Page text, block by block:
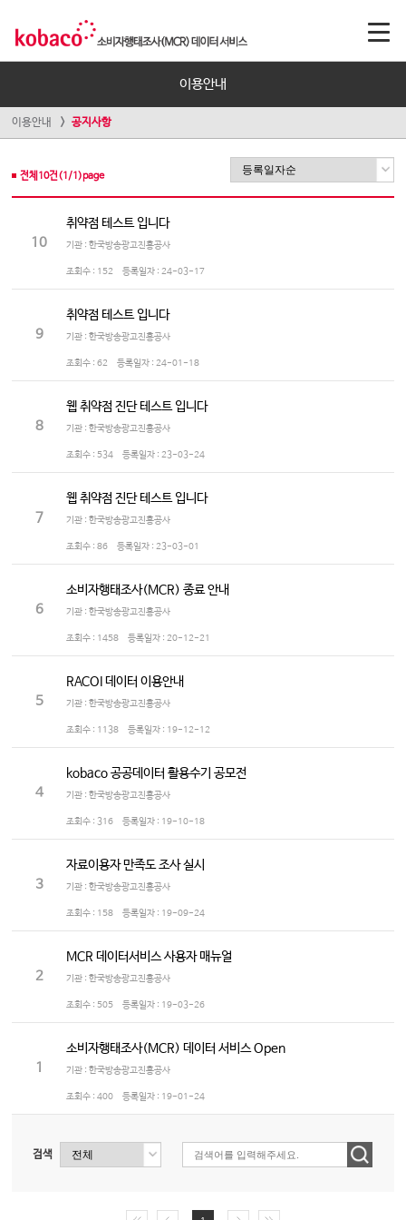
이용안내
이용안내 공지사항
전체 10건(1 /1 )page
10
취약점 테스트 입니다
기관 : 한국방송광고진흥공사
조회수 : 152 등록일자 : 24-03-17
9
취약점 테스트 입니다
기관 : 한국방송광고진흥공사
조회수 : 62 등록일자 : 24-01-18
8
웹 취약점 진단 테스트 입니다
기관 : 한국방송광고진흥공사
조회수 : 534 등록일자 : 23-03-24
7
웹 취약점 진단 테스트 입니다
기관 : 한국방송광고진흥공사
조회수 : 86 등록일자 : 23-03-01
6
소비자행태조사(MCR) 종료 안내
기관 : 한국방송광고진흥공사
조회수 : 1458 등록일자 : 20-12-21
5
RACOI 데이터 이용안내
기관 : 한국방송광고진흥공사
조회수 : 1138 등록일자 : 19-12-12
4
kobaco 공공데이터 활용수기 공모전
기관 : 한국방송광고진흥공사
조회수 : 316 등록일자 : 19-10-18
3
자료이용자 만족도 조사 실시
기관 : 한국방송광고진흥공사
조회수 : 158 등록일자 : 19-09-24
2
MCR 데이터서비스 사용자 매뉴얼
기관 : 한국방송광고진흥공사
조회수 : 505 등록일자 : 19-03-26
1
소비자행태조사(MCR) 데이터 서비스 Open
기관 : 한국방송광고진흥공사
조회수 : 400 등록일자 : 19-01-24
검색